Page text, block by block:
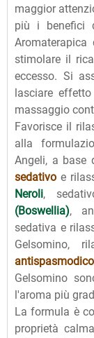
maggior
più i benefici
stimolare il
eccesso. Si
lasciare
massaggio
Favorisce il
alla
Angeli, a base
sedativo e
Neroli,
(Boswellia),
sedativa e
Gelsomino,
antispasmodico
Gelsomino
l'aroma più
La formula è
proprietà